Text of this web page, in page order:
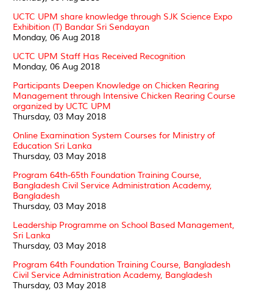
UCTC UPM share knowledge through SJK Science Expo
Exhibition (T) Bandar Sri Sendayan
Monday, 06 Aug 2018
UCTC UPM Staff Has Received Recognition
Monday, 06 Aug 2018
Participants Deepen Knowledge on Chicken Rearing
Management through Intensive Chicken Rearing Course
organized by UCTC UPM
Thursday, 03 May 2018
Online Examination System Courses for Ministry of
Education Sri Lanka
Thursday, 03 May 2018
Program 64th-65th Foundation Training Course,
Bangladesh Civil Service Administration Academy,
Bangladesh
Thursday, 03 May 2018
Leadership Programme on School Based Management,
Sri Lanka
Thursday, 03 May 2018
Program 64th Foundation Training Course, Bangladesh
Civil Service Administration Academy, Bangladesh
Thursday, 03 May 2018